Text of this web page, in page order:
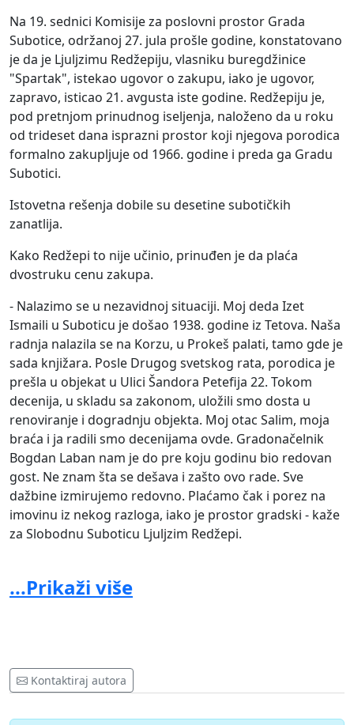
Na 19. sednici Komisije za poslovni prostor Grada
Subotice, održanoj 27. jula prošle godine, konstatovano
je da je Ljuljzimu Redžepiju, vlasniku buregdžinice
"Spartak", istekao ugovor o zakupu, iako je ugovor,
zapravo, isticao 21. avgusta iste godine. Redžepiju je,
pod pretnjom prinudnog iseljenja, naloženo da u roku
od trideset dana isprazni prostor koji njegova porodica
formalno zakupljuje od 1966. godine i preda ga Gradu
Subotici.
Istovetna rešenja dobile su desetine subotičkih
zanatlija.
Kako Redžepi to nije učinio, prinuđen je da plaća
dvostruku cenu zakupa.
- Nalazimo se u nezavidnoj situaciji. Moj deda Izet
Ismaili u Suboticu je došao 1938. godine iz Tetova. Naša
radnja nalazila se na Korzu, u Prokeš palati, tamo gde je
sada knjižara. Posle Drugog svetskog rata, porodica je
prešla u objekat u Ulici Šandora Petefija 22. Tokom
decenija, u skladu sa zakonom, uložili smo dosta u
renoviranje i dogradnju objekta. Moj otac Salim, moja
braća i ja radili smo decenijama ovde. Gradonačelnik
Bogdan Laban nam je do pre koju godinu bio redovan
gost. Ne znam šta se dešava i zašto ovo rade. Sve
dažbine izmirujemo redovno. Plaćamo čak i porez na
imovinu iz nekog razloga, iako je prostor gradski - kaže
za Slobodnu Suboticu Ljuljzim Redžepi.
navodnog isteka ugovora treba otkazati zakup doneli
su: Timea Horvat, predsednica komisije, Stevan Bakić,
Zbog ove odluke, Redžepi je podneo tužbu protiv grada.
...Prikaži više
Kontaktiraj autora